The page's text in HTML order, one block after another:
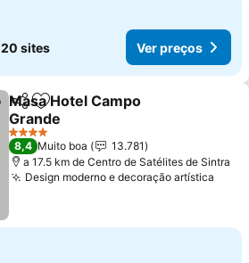
20 sites Ver preços
PartilharAdicionar aos favoritos
Masa Hotel Campo
Grande
4 Estrelas
8,4 Muito boa
13.781
a 17.5 km de Centro de Satélites de Sintra
Design moderno e decoração artística